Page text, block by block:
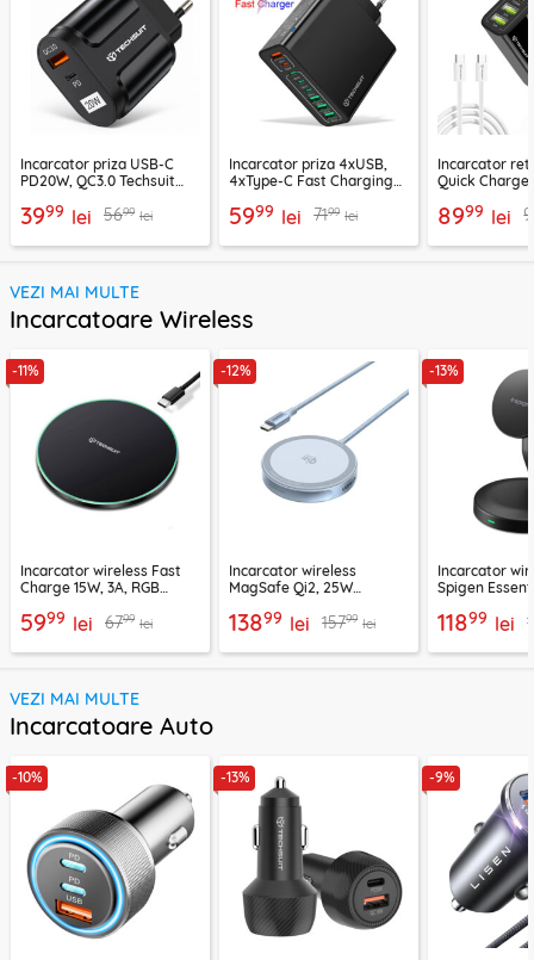
Incarcator priza USB-C
PD20W, QC3.0 Techsuit
CHPD038
3999 lei 5699 lei
Incarcator priza 4xUSB,
4xType-C Fast Charging
negru, CHPD224
5999 lei 7199 lei
Incarcator
Quick Charge
CHC2
8999 lei
VEZI MAI MULTE
Incarcatoare Wireless
-11%
Incarcator wireless Fast
Charge 15W, 3A, RGB
CHWR031
5999 lei 6799 lei
-12%
Incarcator wireless
MagSafe Qi2, 25W
13899 lei 15799 lei
-13%
Incarcator
Spigen
11899 lei
VEZI MAI MULTE
Incarcatoare Auto
-10% -13% -9%